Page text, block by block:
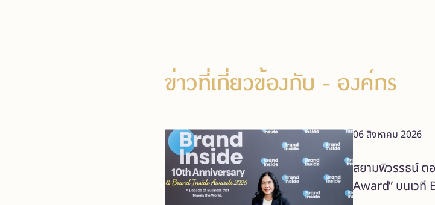
ข่าวที่เกี่ยวข้องกับ - องค์กร
06 สิงหาคม 2026
สยามพิวรรธน์ ต
Award” บนเวที